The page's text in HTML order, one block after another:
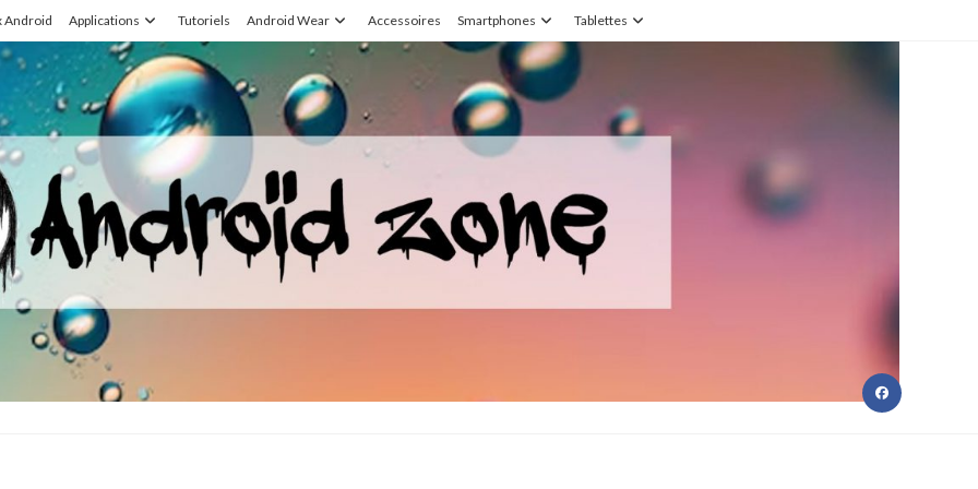
Android Applications Tutoriels Android Wear Accessoires Smartphones Tablettes